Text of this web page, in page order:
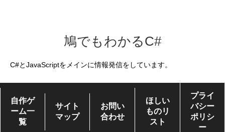
鳩でもわかるC#
C#とJavaScriptをメインに情報発信をしています。
自作ゲ
ーム一
覧
サイト
マップ
お問い
合わせ
ほしい
ものリ
スト
プライ
バシー
ポリシ
ー